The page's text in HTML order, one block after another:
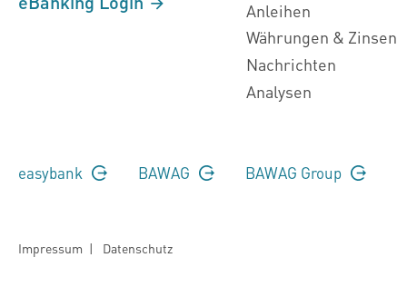
Anleihen
Währungen & Zinsen
Nachrichten
Analysen
easybank BAWAG BAWAG Group
Impressum | Datenschutz